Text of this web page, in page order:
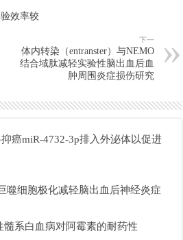
效率较
下一
体内转染（entranster）与NEMO
结合域肽减轻实验性脑出血后血
肿周围炎症损伤研究
癌miR-4732-3p排入外泌体以促进
噬细胞极化减轻脑出血后神经炎症
系白血病对阿霉素的耐药性